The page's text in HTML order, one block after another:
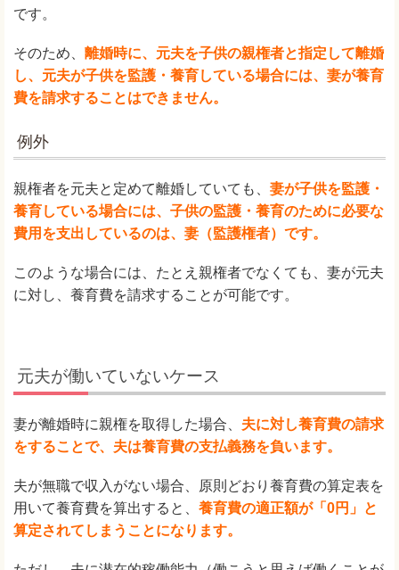
です。
そのため、 離婚時に、元夫を子供の親権者と指定して離婚
し、元夫が子供を監護・養育している場合には、妻が養育
費を請求することはできません。
例外
親権者を元夫と定めて離婚していても、 妻が子供を監護・
養育している場合には、子供の監護・養育のために必要な
費用を支出しているのは、妻（監護権者）です。
このような場合には、たとえ親権者でなくても、妻が元夫
に対し、養育費を請求することが可能です。
元夫が働いていないケース
妻が離婚時に親権を取得した場合、 夫に対し養育費の請求
をすることで、夫は養育費の支払義務を負います。
夫が無職で収入がない場合、原則どおり養育費の算定表を
用いて養育費を算出すると、 養育費の適正額が「0円」と
算定されてしまうことになります。